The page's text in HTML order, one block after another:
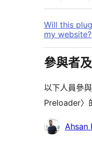
Will this
my website?
參與者
以下人員參
Preloader〉
參
Ahsan